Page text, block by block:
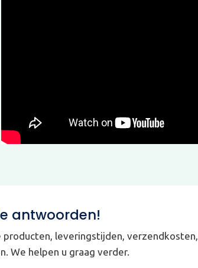
antwoorden!
leveringstijden, verzendkosten,
We helpen u graag verder.